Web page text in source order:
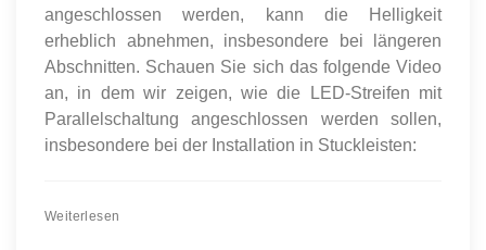
angeschlossen werden, kann die Helligkeit
erheblich abnehmen, insbesondere bei längeren
Abschnitten. Schauen Sie sich das folgende Video
an, in dem wir zeigen, wie die LED-Streifen mit
Parallelschaltung angeschlossen werden sollen,
insbesondere bei der Installation in Stuckleisten:
Weiterlesen